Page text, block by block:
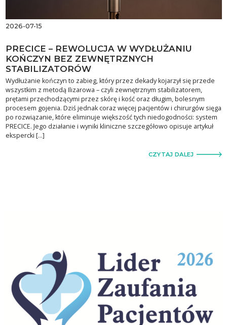
2026-07-15
PRECICE – REWOLUCJA W WYDŁUŻANIU
KOŃCZYN BEZ ZEWNĘTRZNYCH
STABILIZATORÓW
Wydłużanie kończyn to zabieg, który przez dekady kojarzył się przede
wszystkim z metodą Ilizarowa – czyli zewnętrznym stabilizatorem,
prętami przechodzącymi przez skórę i kość oraz długim, bolesnym
procesem gojenia. Dziś jednak coraz więcej pacjentów i chirurgów sięga
po rozwiązanie, które eliminuje większość tych niedogodności: system
PRECICE. Jego działanie i wyniki kliniczne szczegółowo opisuje artykuł
ekspercki […]
CZYTAJ DALEJ